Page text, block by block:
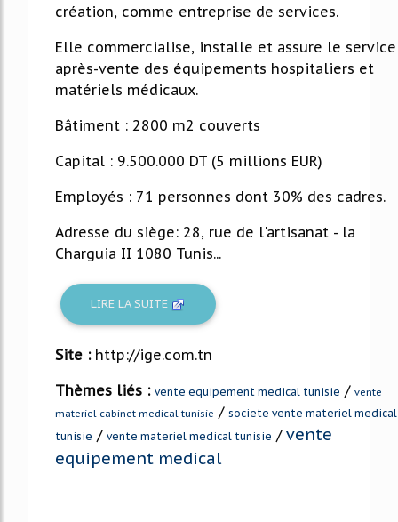
création, comme entreprise de services.
Elle commercialise, installe et assure le service
après-vente des équipements hospitaliers et
matériels médicaux.
Bâtiment : 2800 m2 couverts
Capital : 9.500.000 DT (5 millions EUR)
Employés : 71 personnes dont 30% des cadres.
Adresse du siège: 28, rue de l'artisanat - la
Charguia II 1080 Tunis...
LIRE LA SUITE
Site : http://ige.com.tn
Thèmes liés : vente equipement medical tunisie / vente
materiel cabinet medical tunisie / societe vente materiel medical
tunisie / vente materiel medical tunisie / vente
equipement medical